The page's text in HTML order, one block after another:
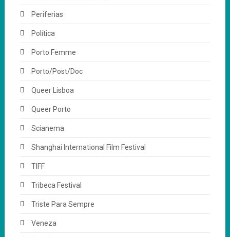
Periferias
Política
Porto Femme
Porto/Post/Doc
Queer Lisboa
Queer Porto
Scianema
Shanghai International Film Festival
TIFF
Tribeca Festival
Triste Para Sempre
Veneza